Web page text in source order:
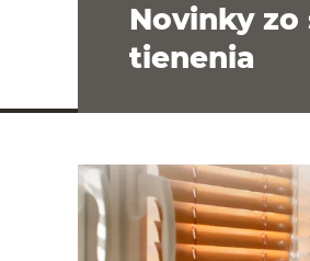
Novinky zo
tienenia